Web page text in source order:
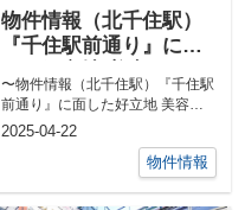
物件情報（北千住駅）
『千住駅前通り』に面
ック居抜き
〜物件情報（北千住駅）『千住駅
前通り』に面した好立地 美容ク
リニック居抜き〜大手美容クリニ
2025-04-22
物件情報